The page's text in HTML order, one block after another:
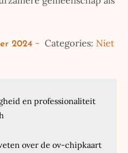
2024 Categories: Niet
en professionaliteit
over de ov-chipkaart